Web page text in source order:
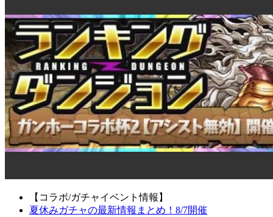
【コラボ/ガチャイベント情報】
夏休みガチャの最新情報まとめ！8/7開催